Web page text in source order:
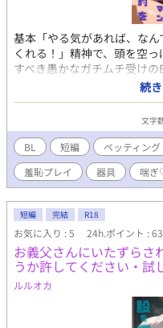
基本「やる気があれば、な
くれる！」精神で、頭を空
すべき愚かなガチムチ受け
ら、すこし外れた警察もの
なの、一癖あるの本番なし
ろ。 短編小説10作と挿絵10
くさく読めながらも描写が
ります。 本編のBL短編集は
グのリンクは↓にあります。
続
文字
BL 短編 ペッティング
羞恥プレイ
器具 喘
短編 完結 R18
お気に入り : 5 24h.ポイント : 63
お義父さんにいたずらさ
うか許してください・試
ルルオカ